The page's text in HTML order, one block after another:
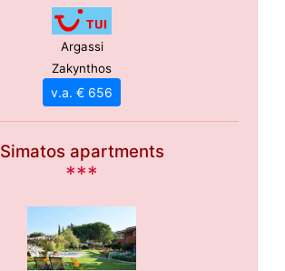
Argassi
Zakynthos
v.a. € 656
Simatos apartments
***